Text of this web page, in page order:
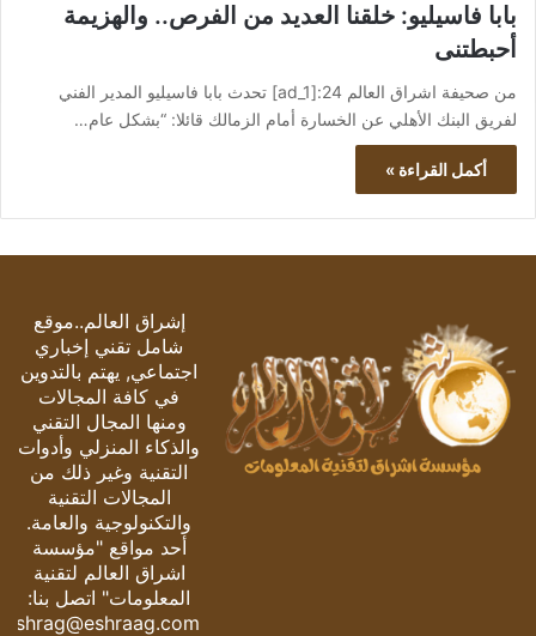
بابا فاسيليو: خلقنا العديد من الفرص.. والهزيمة
أحبطتنى
من صحيفة اشراق العالم 24:[ad_1] تحدث بابا فاسيليو المدير الفني
لفريق البنك الأهلي عن الخسارة أمام الزمالك قائلا: “بشكل عام…
أكمل القراءة »
إشراق العالم..موقع
شامل تقني إخباري
اجتماعي, يهتم بالتدوين
في كافة المجالات
ومنها المجال التقني
والذكاء المنزلي وأدوات
التقنية وغير ذلك من
المجالات التقنية
والتكنولوجية والعامة.
أحد مواقع "مؤسسة
اشراق العالم لتقنية
المعلومات" اتصل بنا:
eshrag@eshraag.com